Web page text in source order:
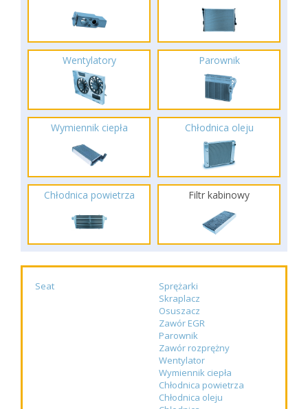
Wentylatory Parownik
Wymiennik ciepła Chłodnica oleju
Chłodnica powietrza Filtr kabinowy
Seat
Sprężarki
Skraplacz
Osuszacz
Zawór EGR
Parownik
Zawór rozprężny
Wentylator
Wymiennik ciepła
Chłodnica powietrza
Chłodnica oleju